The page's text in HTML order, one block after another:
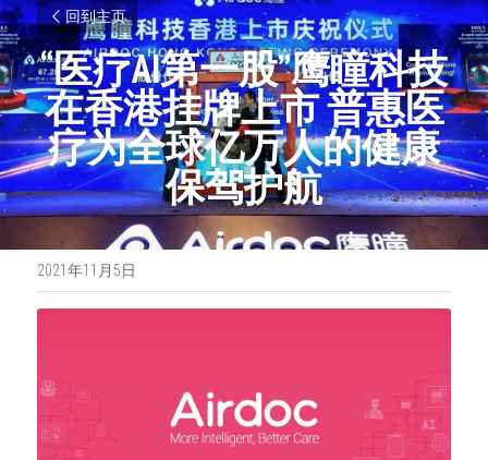
回到主页
“医疗AI第一股”鹰瞳科技
在香港挂牌上市 普惠医
疗为全球亿万人的健康
保驾护航
2021年11月5日